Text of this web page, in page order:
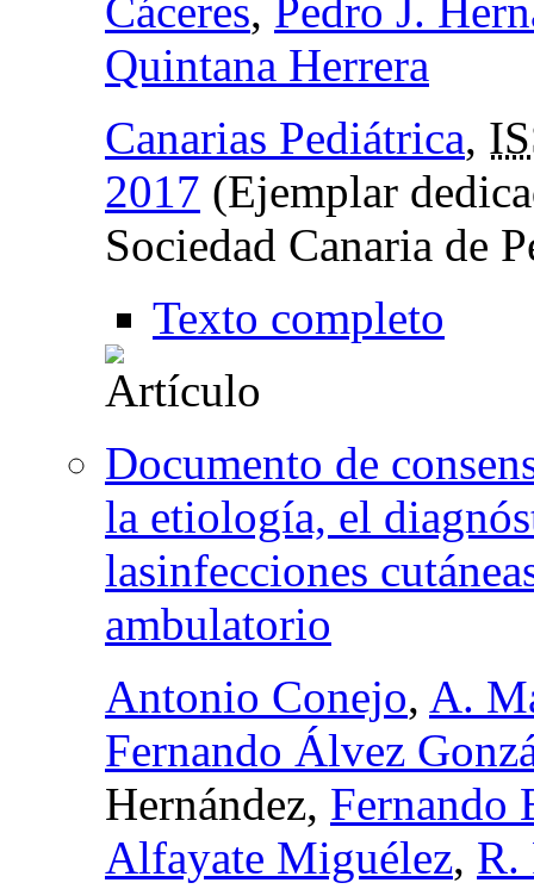
Cáceres, Pedro J.
Quintana Herrera
Canarias Pediátrica,
2017 (Ejemplar
Sociedad Canaria de
Texto completo
Documento de
la etiología, el
lasinfecciones
ambulatorio
Antonio Conejo, A.
Fernando Álvez
Hernández, Fernando
Alfayate Miguélez, R.